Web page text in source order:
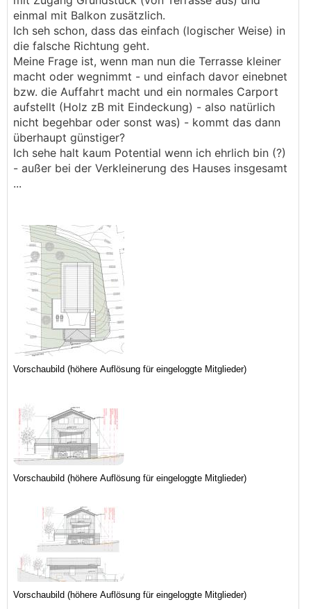
einmal mit Balkon zusätzlich.
Ich seh schon, dass das einfach (logischer Weise) in
die falsche Richtung geht.
Meine Frage ist, wenn man nun die Terrasse kleiner
macht oder wegnimmt - und einfach davor einebnet
bzw. die Auffahrt macht und ein normales Carport
aufstellt (Holz zB mit Eindeckung) - also natürlich
nicht begehbar oder sonst was) - kommt das dann
überhaupt günstiger?
Ich sehe halt kaum Potential wenn ich ehrlich bin (?)
- außer bei der Verkleinerung des Hauses insgesamt
...